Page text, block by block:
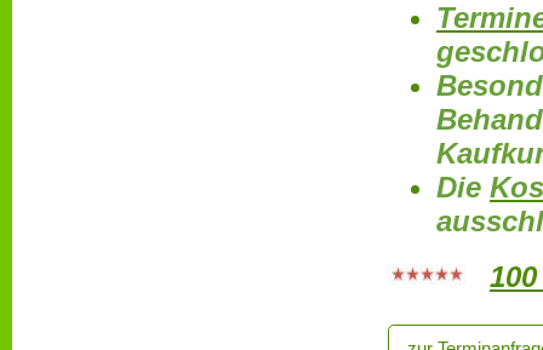
Die